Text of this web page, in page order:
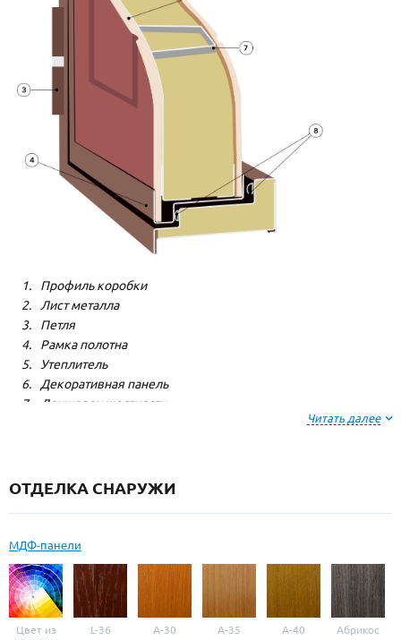
Профиль коробки
Лист металла
Петля
Рамка полотна
Утеплитель
Декоративная панель
Лонжерон жесткости
Читать далее
ОТДЕЛКА СНАРУЖИ
МДФ-панели
Цвет из
L-36 A-30 A-35 A-40 Абрикос